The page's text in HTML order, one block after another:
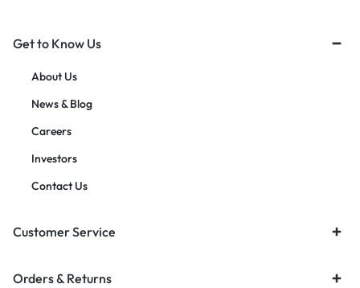
Get to Know Us
About Us
News & Blog
Careers
Investors
Contact Us
Customer Service
Orders & Returns